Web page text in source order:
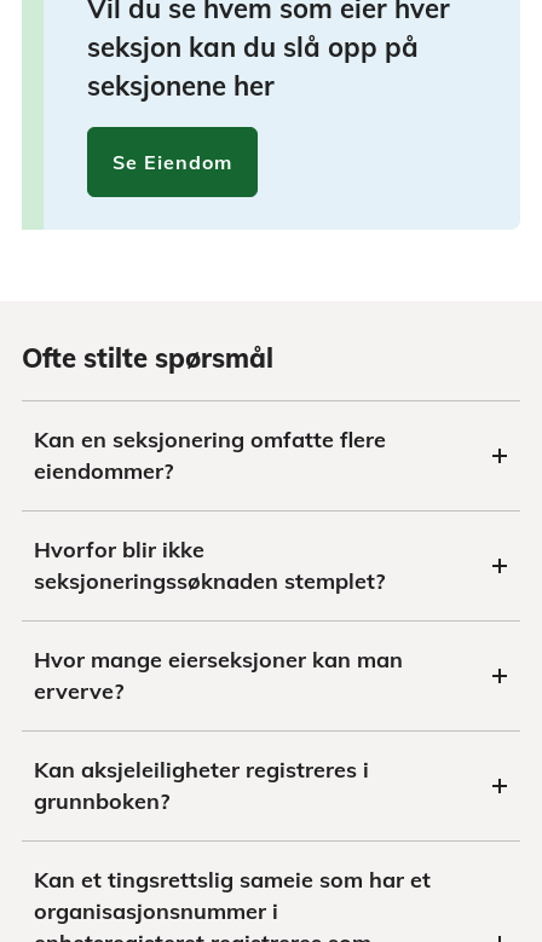
Vil du se hvem som eier hver
seksjon kan du slå opp på
seksjonene her
Se Eiendom
Ofte stilte spørsmål
Kan en seksjonering omfatte flere
eiendommer?
Hvorfor blir ikke
seksjoneringssøknaden stemplet?
Hvor mange eierseksjoner kan man
erverve?
Kan aksjeleiligheter registreres i
grunnboken?
Kan et tingsrettslig sameie som har et
organisasjonsnummer i